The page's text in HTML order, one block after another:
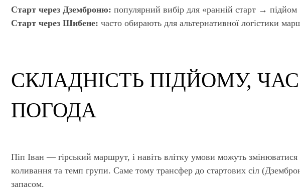
Старт через Дземброню: популярний вибір для «ранній старт →
Старт через Шибене: часто обирають для альтернативної логістики
СКЛАДНІСТЬ ПІДЙОМУ, ЧАС
ПОГОДА
Піп Іван — гірський маршрут, і навіть влітку умови можуть
коливання та темп групи. Саме тому трансфер до стартових сіл
запасом.